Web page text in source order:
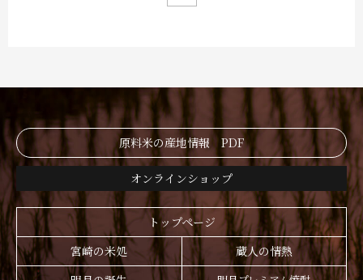
原料米の産地情報 PDF
オンラインショップ
トップページ
宮崎の米処
蔵人の情熱